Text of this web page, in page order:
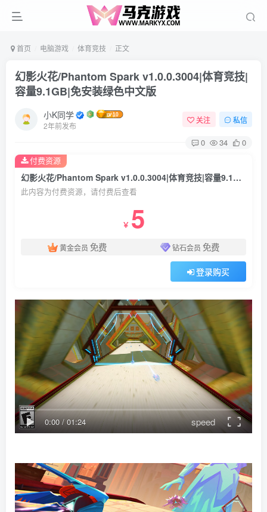
首页 电脑游戏 体育竞技 正文
幻影火花/Phantom Spark v1.0.0.3004|体育竞技|
容量9.1GB|免安装绿色中文版
小K同学
2年前发布
关注 私信
0 34 0
幻影火花/Phantom Spark v1.0.0.3004|体育竞技|容量9.1GB|免安装绿色中文版
此内容为付费资源，请付费后查看
￥ 5
黄金会员 免费 钻石会员 免费
登录购买
付费资源
0:00/01:24 speed